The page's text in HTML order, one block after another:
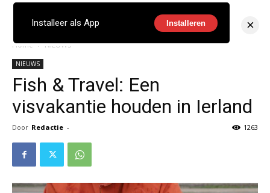
Home NIEUWS
NIEUWS
Fish & Travel: Een
visvakantie houden in Ierland
Door Redactie - 1263
Installeer als App Installeren ×